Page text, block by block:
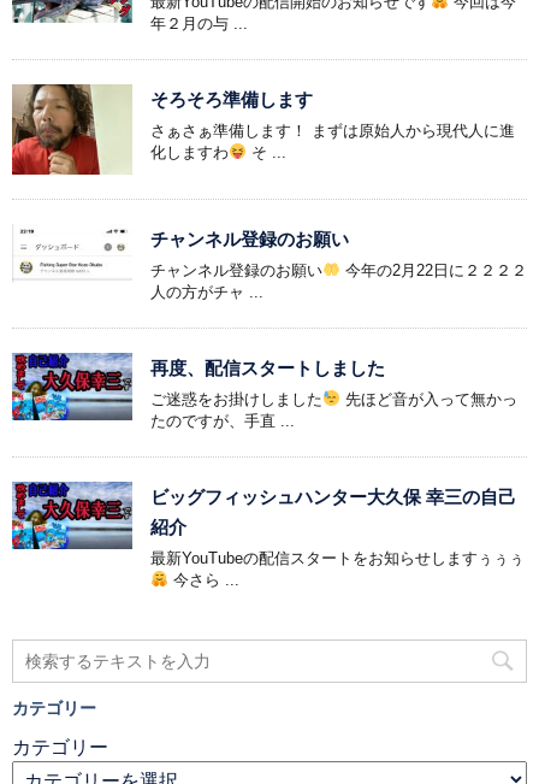
年２月の与 ...
そろそろ準備します
さぁさぁ準備します！ まずは原始人から現代人に進
化しますわ
そ ...
チャンネル登録のお願い
チャンネル登録のお願い
今年の2月22日に２２２２
人の方がチャ ...
再度、配信スタートしました
ご迷惑をお掛けしました
先ほど音が入って無かっ
たのですが、手直 ...
ビッグフィッシュハンター大久保 幸三の自己
紹介
最新YouTubeの配信スタートをお知らせしますぅぅぅ
今さら ...
カテゴリー
カテゴリー